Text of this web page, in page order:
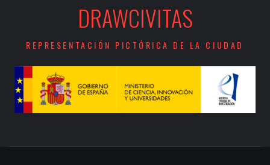
DRAWCIVITAS
REPRESENTACIÓN PICTÓRICA DE LA CIUDAD